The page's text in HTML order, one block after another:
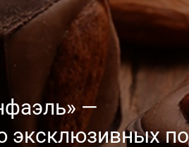
—
эксклюзивных